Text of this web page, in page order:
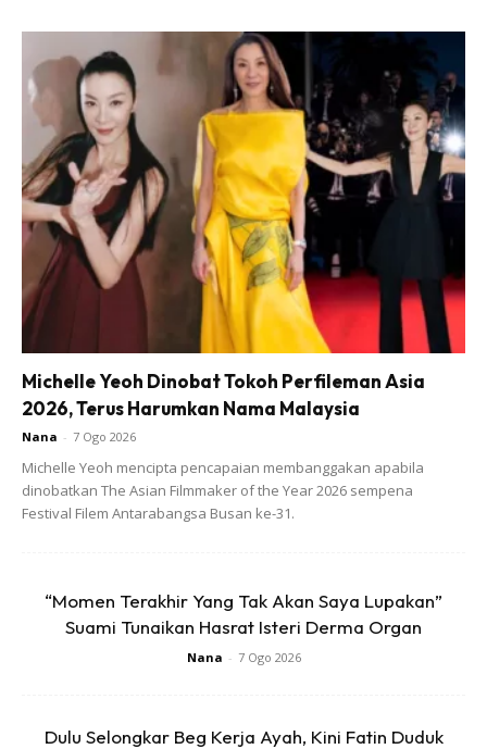
Michelle Yeoh Dinobat Tokoh Perfileman Asia
2026, Terus Harumkan Nama Malaysia
Nana - 7 Ogo 2026
Michelle Yeoh mencipta pencapaian membanggakan apabila
dinobatkan The Asian Filmmaker of the Year 2026 sempena
Festival Filem Antarabangsa Busan ke-31.
“Momen Terakhir Yang Tak Akan Saya Lupakan”
Suami Tunaikan Hasrat Isteri Derma Organ
Nana - 7 Ogo 2026
Dulu Selongkar Beg Kerja Ayah, Kini Fatin Duduk